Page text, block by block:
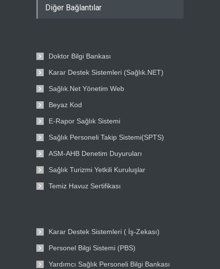
Diğer Bağlantılar
Doktor Bilgi Bankası
Karar Destek Sistemleri (Sağlık.NET)
Sağlık.Net Yönetim Web
Beyaz Kod
E-Rapor Sağlık Sistemi
Sağlık Personeli Takip Sistemi(SPTS)
ASM-AHB Denetim Duyuruları
Sağlık Turizmi Yetkili Kuruluşlar
Temiz Havuz Sertifikası
Karar Destek Sistemleri ( İş-Zekası)
Personel Bilgi Sistemi (PBS)
Yardımcı Sağlık Personeli Bilgi Bankası